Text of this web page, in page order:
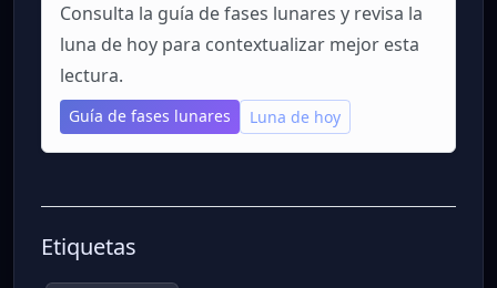
Consulta la guía de fases lunares y revisa la
luna de hoy para contextualizar mejor esta
lectura.
Guía de fases lunares Luna de hoy
Etiquetas